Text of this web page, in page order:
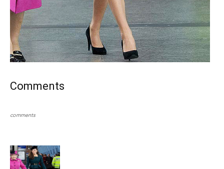
Comments
comments